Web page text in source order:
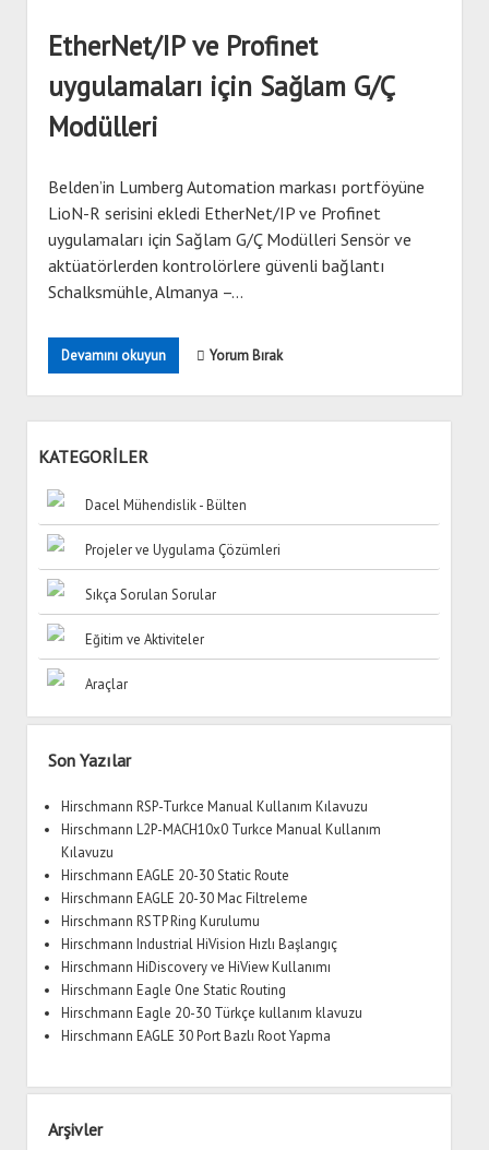
Hirschmann
Mitsubishi
EtherNet/IP ve Profinet
uygulamaları için Sağlam G/Ç
Modülleri
Belden’in Lumberg Automation markası portföyüne
LioN-R serisini ekledi EtherNet/IP ve Profinet
uygulamaları için Sağlam G/Ç Modülleri Sensör ve
aktüatörlerden kontrolörlere güvenli bağlantı
Schalksmühle, Almanya –…
Devamını okuyunEtherNet/IP
ve
Profinet
uygulamaları
Ç
Yorum Bırak
KATEGORİLER
Dacel Mühendislik - Bülten
Projeler ve Uygulama Çözümleri
Sıkça Sorulan Sorular
Eğitim ve Aktiviteler
Araçlar
Son Yazılar
Hirschmann RSP-Turkce Manual Kullanım Kılavuzu
Hirschmann L2P-MACH10x0 Turkce Manual Kullanım
Kılavuzu
Hirschmann EAGLE 20-30 Static Route
Hirschmann EAGLE 20-30 Mac Filtreleme
Hirschmann RSTP Ring Kurulumu
Hirschmann Industrial HiVision Hızlı Başlangıç
Hirschmann HiDiscovery ve HiView Kullanımı
Hirschmann Eagle One Static Routing
Hirschmann Eagle 20-30 Türkçe kullanım klavuzu
Hirschmann EAGLE 30 Port Bazlı Root Yapma
Arşivler